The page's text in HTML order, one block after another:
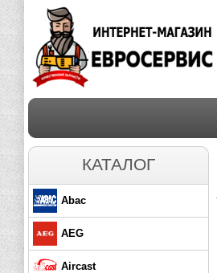
КАТАЛОГ
Abac
AEG
Aircast